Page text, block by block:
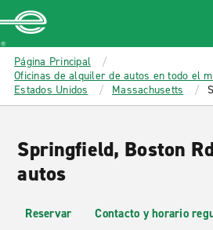
MAIN
CONTENT
Enterprise
Página Principal
Oficinas de alquiler de autos en todo el
Estados Unidos
Massachusetts
Springfield, Boston
autos
Reservar Contacto y horario